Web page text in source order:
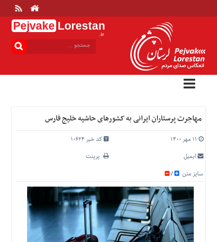
Pejvake Lorestan
.ir
بالا
خانه
ارتباط
درباره
تعرفه
اصلی
عمومی
اجتماعی
سیاسی
مهاجرت پرستاران ایرانی به کشورهای حاشیه خلیج فارس
۱۱ مهر ۱۴۰۰
کد خبر 10624
ایمیل
پرینت
سایز متن
/